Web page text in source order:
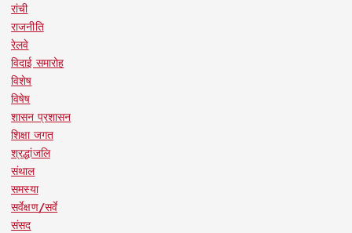
रांची
राजनीति
रेलवे
विदाई समारोह
विशेष
विषेष
शासन प्रशासन
शिक्षा जगत
श्रद्धांजलि
संथाल
समस्या
सर्वेक्षण/सर्वे
संसद